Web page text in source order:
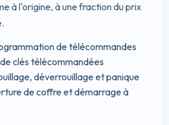
à l'origine, à une fraction du prix
de télécommandes
clés télécommandées
déverrouillage et panique
de coffre et démarrage à